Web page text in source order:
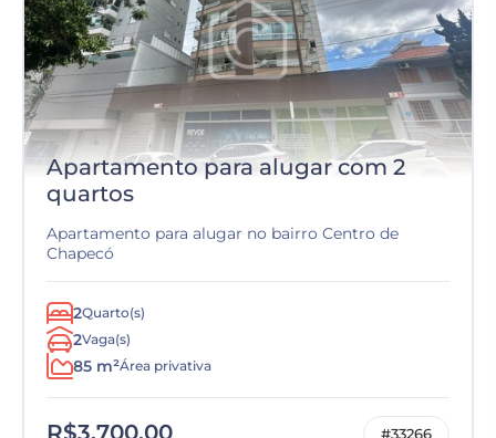
Apartamento para alugar com 2
quartos
Apartamento para alugar no bairro Centro de
Chapecó
2Quarto(s)
2Vaga(s)
85 m²Área privativa
R$3.700,00 #33266